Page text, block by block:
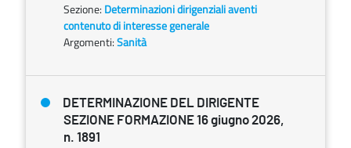
Sezione: Determinazioni dirigenziali aventi
contenuto di interesse generale
Argomenti:Sanità
DETERMINAZIONE DEL DIRIGENTE
SEZIONE FORMAZIONE 16 giugno 2026,
n. 1891